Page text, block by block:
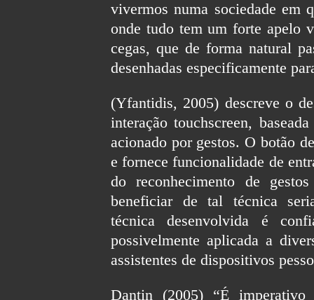
vivermos numa sociedade em
onde tudo tem um forte apelo
cegas, que de forma natural
desenhadas especificamente
(Yfantidis, 2005) descreve o
interação touchscreen,
acionado por gestos. O botão
e fornece funcionalidade de
do reconhecimento de
beneficiar de tal técnica
técnica desenvolvida é
possivelmente aplicada a
assistentes de dispositivos
Dantin (2005) “É imperativo